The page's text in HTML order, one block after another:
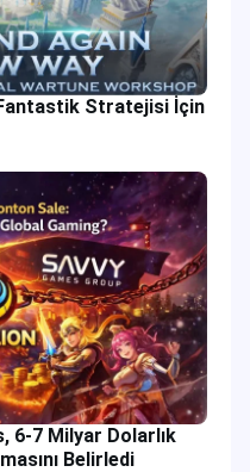
Fantastik Stratejisi İçin
6-7 Milyar Dolarlık
Belirledi